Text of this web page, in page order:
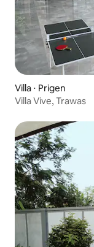
Villa ⋅ Prigen
Villa Vive, Trawas